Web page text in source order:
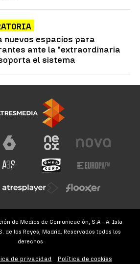
nuevos espacios para
ante la "extraordinaria
el sistema
de Medios de Comunicación, S.A - A. Isla
de los Reyes, Madrid. Reservados todos los
derechos
de privacidad Política de cookies